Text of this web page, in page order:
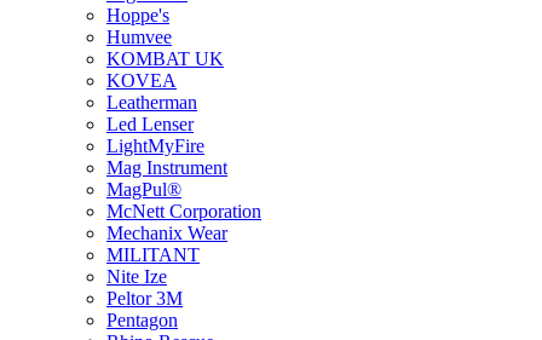
Hoppe's
Humvee
KOMBAT UK
KOVEA
Leatherman
Led Lenser
LightMyFire
Mag Instrument
MagPul®
McNett Corporation
Mechanix Wear
MILITANT
Nite Ize
Peltor 3M
Pentagon